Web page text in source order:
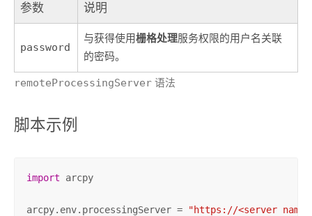
参数 说明
password
与获得使用栅格处理服务权限的用户名关联
的密码。
remoteProcessingServer语法
脚本示例
import arcpy
arcpy.env.processingServer =
"https://<server